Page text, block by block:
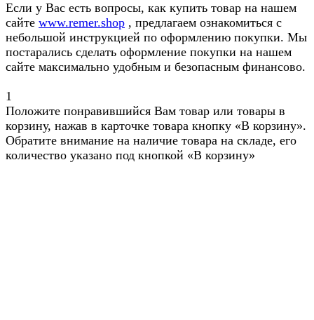
Если у Вас есть вопросы, как купить товар на нашем
сайте www.remer.shop , предлагаем ознакомиться с
небольшой инструкцией по оформлению покупки. Мы
постарались сделать оформление покупки на нашем
сайте максимально удобным и безопасным финансово.
1
Положите понравившийся Вам товар или товары в
корзину, нажав в карточке товара кнопку «В корзину».
Обратите внимание на наличие товара на складе, его
количество указано под кнопкой «В корзину»